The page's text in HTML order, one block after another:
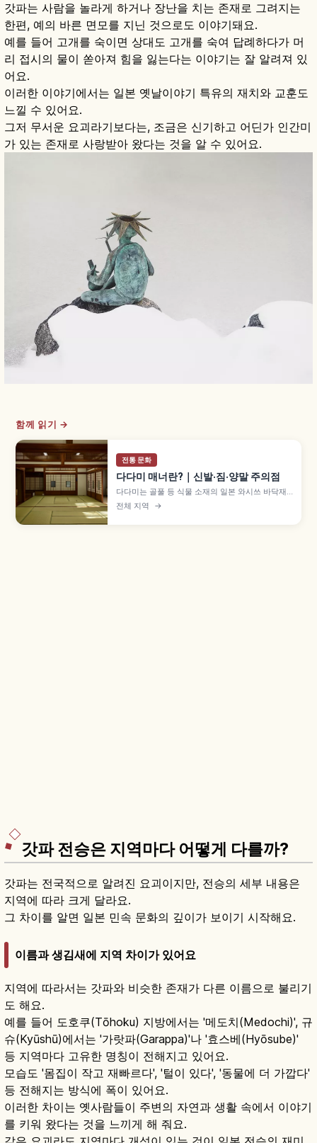
갓파는 사람을 놀라게 하거나 장난을 치는 존재로 그려지는
한편, 예의 바른 면모를 지닌 것으로도 이야기돼요.
예를 들어 고개를 숙이면 상대도 고개를 숙여 답례하다가 머
리 접시의 물이 쏟아져 힘을 잃는다는 이야기는 잘 알려져 있
어요.
이러한 이야기에서는 일본 옛날이야기 특유의 재치와 교훈도
느낄 수 있어요.
그저 무서운 요괴라기보다는, 조금은 신기하고 어딘가 인간미
가 있는 존재로 사랑받아 왔다는 것을 알 수 있어요.
함께 읽기 →
전통 문화
다다미 매너란?｜신발·짐·양말 주의점
다다미는 골풀 등 식물 소재의 일본 와시쓰 바닥재
로, 헤이안 귀족의 깔개에서 무로마치 시대 이후 방
전체로 확산되었습니다. 신발을 가지런히 두는 매
너, 다다미베리와 캐리어 바퀴, 음료 엎질러짐 주의
전체 지역 →
갓파 전승은 지역마다 어떻게 다를까?
갓파는 전국적으로 알려진 요괴이지만, 전승의 세부 내용은
지역에 따라 크게 달라요.
그 차이를 알면 일본 민속 문화의 깊이가 보이기 시작해요.
이름과 생김새에 지역 차이가 있어요
지역에 따라서는 갓파와 비슷한 존재가 다른 이름으로 불리기
도 해요.
예를 들어 도호쿠(Tōhoku) 지방에서는 '메도치(Medochi)', 규
슈(Kyūshū)에서는 '가랏파(Garappa)'나 '효스베(Hyōsube)'
등 지역마다 고유한 명칭이 전해지고 있어요.
모습도 '몸집이 작고 재빠르다', '털이 있다', '동물에 더 가깝다'
등 전해지는 방식에 폭이 있어요.
이러한 차이는 옛사람들이 주변의 자연과 생활 속에서 이야기
를 키워 왔다는 것을 느끼게 해 줘요.